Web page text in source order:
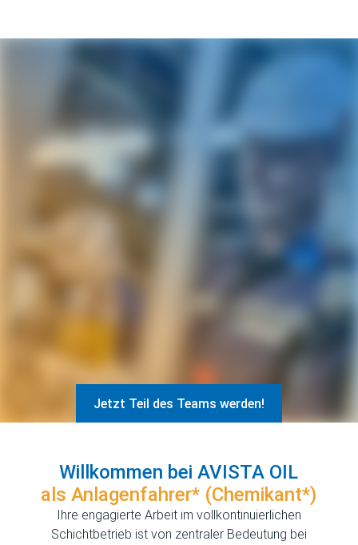
Karriereseite und Stellenangebote –
Jetzt Teil des Teams werden!
Willkommen bei AVISTA OIL
als Anlagenfahrer* (Chemikant*)
Ihre engagierte Arbeit im vollkontinuierlichen
Schichtbetrieb ist von zentraler Bedeutung bei